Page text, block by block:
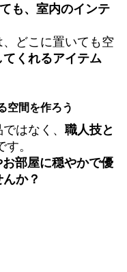
も、室内のインテ
どこに置いても空
てくれるアイテム
空間を作ろう
はなく、 職人技と
す。
お部屋に穏やかで優
か？